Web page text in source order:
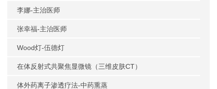
李娜-主治医师
张幸福-主治医师
Wood灯-伍德灯
在体反射式共聚焦显微镜（三维皮肤CT）
体外药离子渗透疗法-中药熏蒸